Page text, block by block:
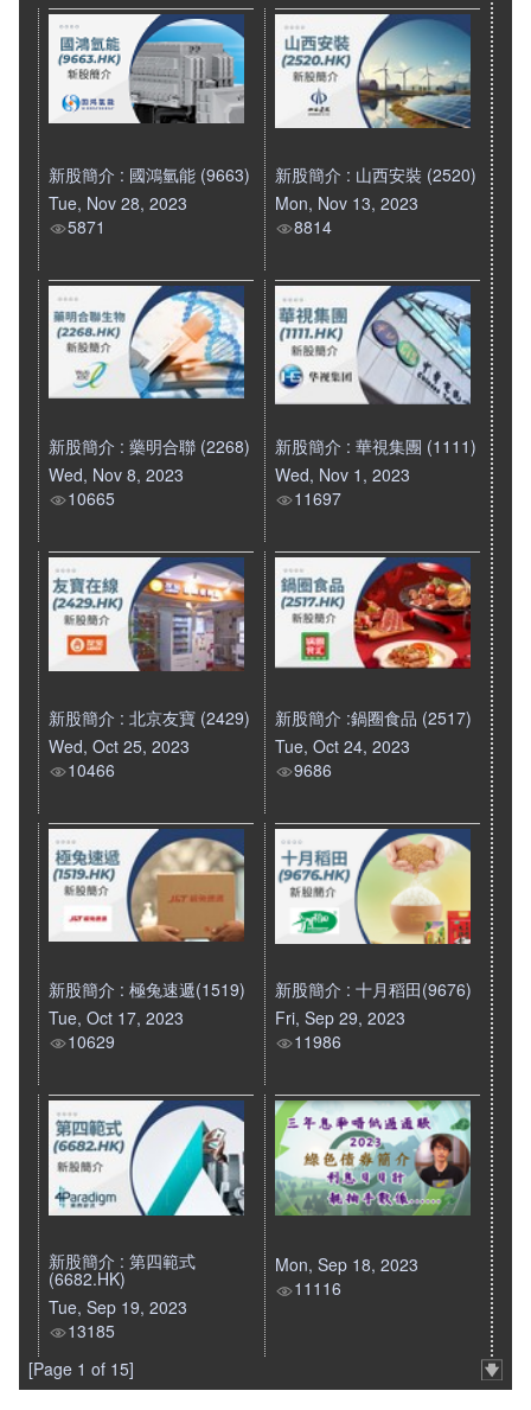
新股簡介 : 國鴻氫能 (9663)
Tue, Nov 28, 2023
5871
新股簡介 : 山西安裝 (2520)
Mon, Nov 13, 2023
8814
新股簡介 : 藥明合聯 (2268)
Wed, Nov 8, 2023
10665
新股簡介 : 華視集團 (1111)
Wed, Nov 1, 2023
11697
新股簡介 : 北京友寶 (2429)
Wed, Oct 25, 2023
10466
新股簡介 :鍋圈食品 (2517)
Tue, Oct 24, 2023
9686
新股簡介 : 極兔速遞(1519)
Tue, Oct 17, 2023
10629
新股簡介 : 十月稻田(9676)
Fri, Sep 29, 2023
11986
新股簡介 : 第四範式
(6682.HK)
Tue, Sep 19, 2023
13185
Mon, Sep 18, 2023
11116
[Page 1 of 15]